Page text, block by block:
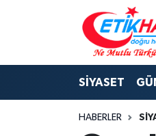
SİYASET
HABERLER
BİLİM-TEKNOLOJİ
DIŞ POLİTİKA
Nöbetçi Eczaneler
Hava Durumu
İstanbul Namaz